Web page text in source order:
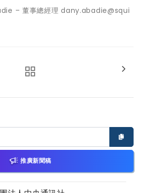
– 董事總經理 dany.abadie@squi
推廣新聞稿